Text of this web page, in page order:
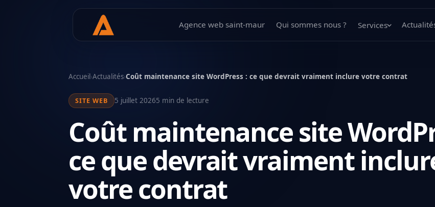
Agence web saint-maur Qui sommes nous ? Services
Accueil›Actualités›Coût maintenance site WordPress : ce que devrait vraiment inclure votre contrat
SITE WEB 5 juillet 20265 min de lecture
Coût maintenance site
ce que devrait vraiment
votre contrat